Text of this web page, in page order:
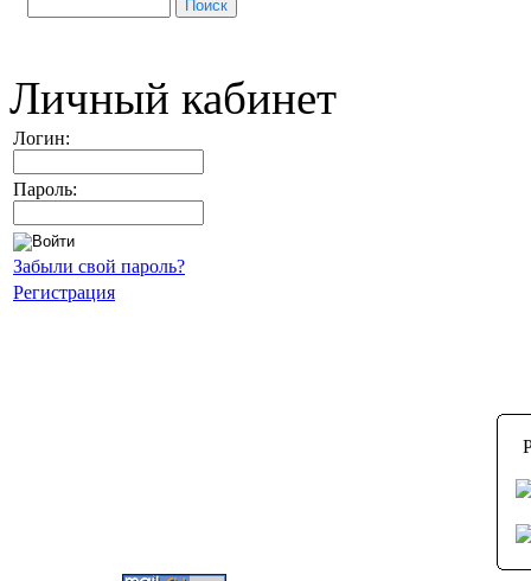
Личный кабинет
Логин:
Пароль:
Забыли свой пароль?
Регистрация